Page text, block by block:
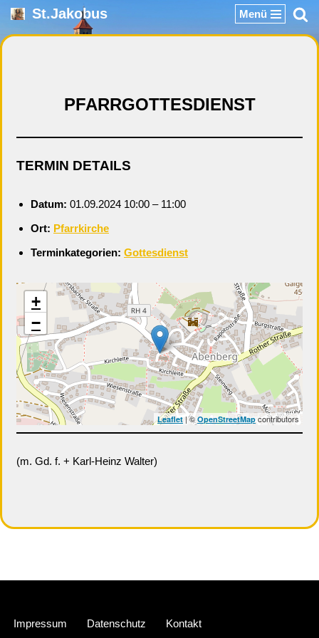
Zum
St.Jakobus Menü
PFARRGOTTESDIENST
TERMIN DETAILS
Datum: 01.09.2024 10:00 – 11:00
Ort: Pfarrkirche
Terminkategorien: Gottesdienst
+
−
Leaflet| © OpenStreetMapcontributors
(m. Gd. f. + Karl-Heinz Walter)
Impressum Datenschutz Kontakt